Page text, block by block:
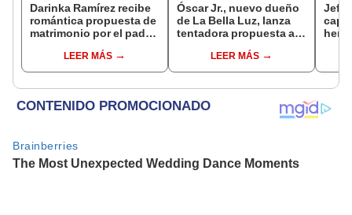
Darinka Ramírez recibe
romántica propuesta de
matrimonio por el padre
nervios, lágrimas y
muchísima felicidad"
LEER MÁS
Óscar Jr., nuevo dueño
de La Bella Luz, lanza
tentadora propuesta a
denuncia por
tocamientos: “Va a
LEER MÁS